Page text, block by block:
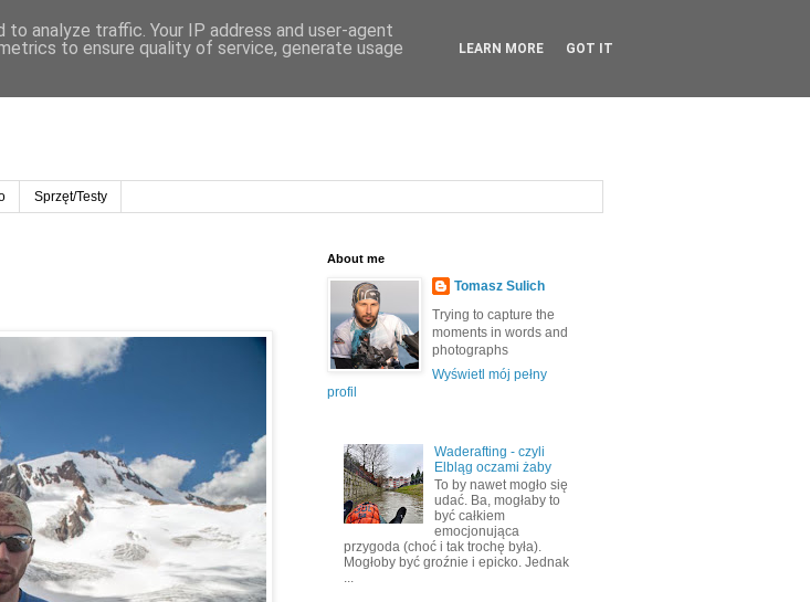
Sprzęt/Testy
About me
Tomasz Sulich
Trying to capture the
moments in words and
photographs
Wyświetl mój pełny
profil
Waderafting - czyli
Elbląg oczami żaby
To by nawet mogło się
udać. Ba, mogłaby to
być całkiem
emocjonująca
przygoda (choć i tak trochę była).
Mogłoby być groźnie i epicko. Jednak
...
analyze traffic. Your IP address and user-agent
to ensure quality of service, generate usage
LEARN MORE GOT IT